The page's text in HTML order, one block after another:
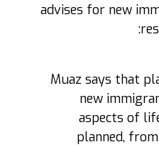
advises for new
Muaz says that
new
aspects of
planned,